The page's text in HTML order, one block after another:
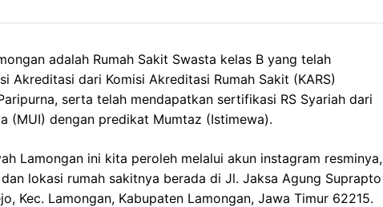
adalah Rumah Sakit Swasta kelas B yang telah
Akreditasi dari Komisi Akreditasi Rumah Sakit (KARS)
serta telah mendapatkan sertifikasi RS Syariah dari
(MUI) dengan predikat Mumtaz (Istimewa).
Lamongan ini kita peroleh melalui akun instagram resminya,
dan lokasi rumah sakitnya berada di Jl. Jaksa Agung Suprapto
Kec. Lamongan, Kabupaten Lamongan, Jawa Timur 62215.